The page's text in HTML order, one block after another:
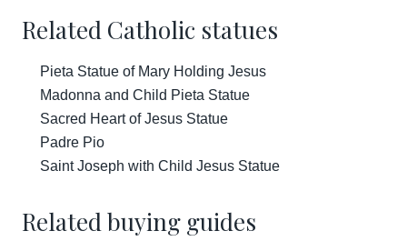
Related Catholic statues
Pieta Statue of Mary Holding Jesus
Madonna and Child Pieta Statue
Sacred Heart of Jesus Statue
Padre Pio
Saint Joseph with Child Jesus Statue
Related buying guides